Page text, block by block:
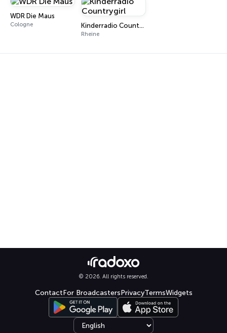
WDR Die Maus
Cologne Kinderradio Countrygirl
Rheine
© 2026. All rights reserved.
ContactFor BroadcastersPrivacyTermsWidgets
Select language